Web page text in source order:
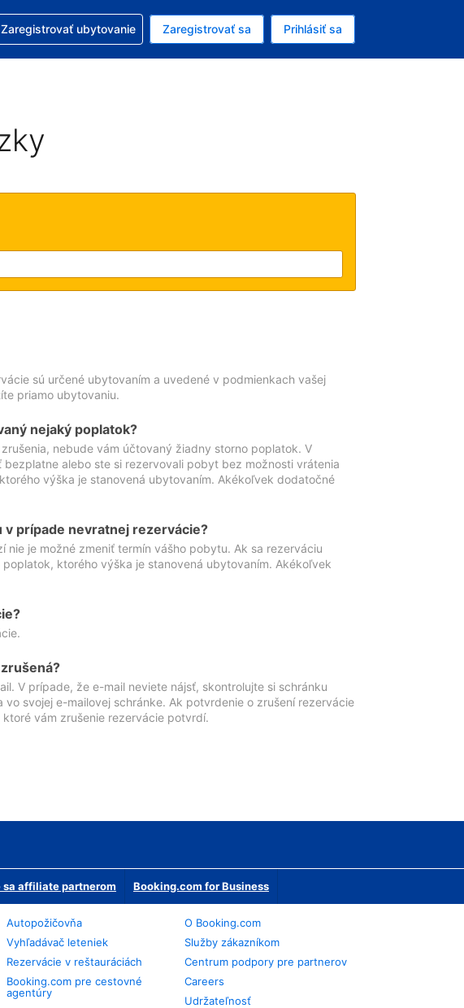
máte zvolenú menu EUR
máte zvolený jazyk V slovenčine
pomoc s rezerváciou
Zaregistrovať ubytovanie Zaregistrovať sa Prihlásiť sa
sú určené ubytovaním a uvedené v podmienkach vašej
priamo ubytovaniu.
nejaký poplatok?
nebude vám účtovaný žiadny storno poplatok. V
alebo ste si rezervovali pobyt bez možnosti vrátenia
výška je stanovená ubytovaním. Akékoľvek dodatočné
prípade nevratnej rezervácie?
je možné zmeniť termín vášho pobytu. Ak sa rezerváciu
ktorého výška je stanovená ubytovaním. Akékoľvek
V prípade, že e-mail neviete nájsť, skontrolujte si schránku
svojej e-mailovej schránke. Ak potvrdenie o zrušení rezervácie
vám zrušenie rezervácie potvrdí.
sa affiliate partnerom Booking.com for Business
Autopožičovňa
Vyhľadávač leteniek
Rezervácie v reštauráciách
Booking.com pre cestovné
agentúry
O Booking.com
Služby zákazníkom
Centrum podpory pre partnerov
Careers
Udržateľnosť